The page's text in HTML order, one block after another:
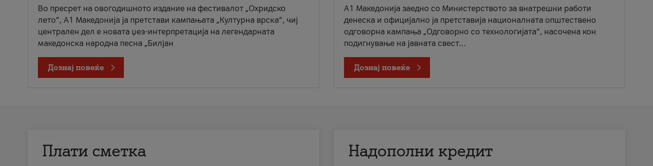
Во пресрет на овогодишното издание на фестивалот „Охридско
лето“, А1 Македонија ја претстави кампањата „Културна врска“, чиј
централен дел е новата џез-интерпретација на легендарната
македонска народна песна „Билјан
Дознај повеќе
A1 Македонија заедно со Министерството за внатрешни работи
денеска и официјално ја претставија националната општествено
одговорна кампања „Одговорно со технологијата“, насочена кон
подигнување на јавната свест...
Дознај повеќе
Плати сметка Надополни кредит